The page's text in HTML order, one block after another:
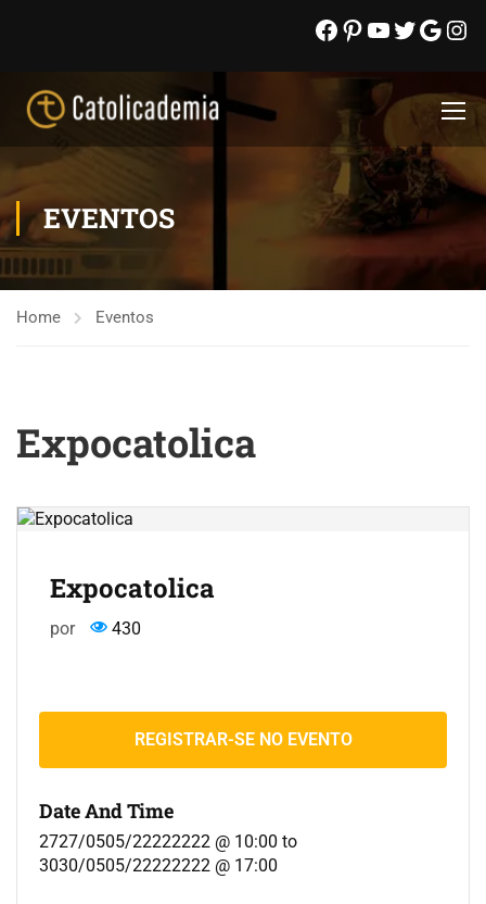
EVENTOS
Home Eventos
Expocatolica
Expocatolica
por 430
REGISTRAR-SE NO EVENTO
Date And Time
2727/0505/22222222 @ 10:00 to
3030/0505/22222222 @ 17:00